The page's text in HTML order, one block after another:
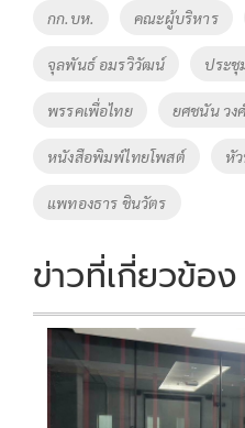
o
o
k
Li
n
k
Tags
กก.บห. คณะผู้บริหาร
จุลพันธ์ อมรวิวัฒน์ ประ
พรรคเพื่อไทย ยศชนัน วง
หนังสือพิมพ์ไทยโพสต์ หั
แพทองธาร ชินวัตร
ข่าวที่เกี่ยวข้อง